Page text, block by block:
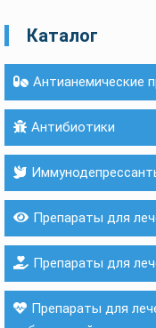
Каталог
Антианемические
Антибиотики
Препараты для
Препараты для
Препараты для